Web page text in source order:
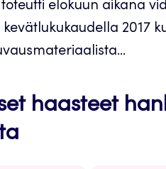
elokuun aikana
kevätlukukaudella 2017
haasteet